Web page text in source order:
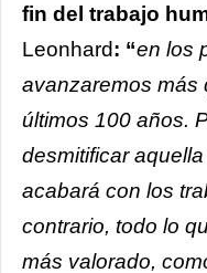
fin del trabajo
Leonhard: “en los
avanzaremos más
últimos 100 años.
desmitificar
acabará con los
contrario, todo lo
más valorado,